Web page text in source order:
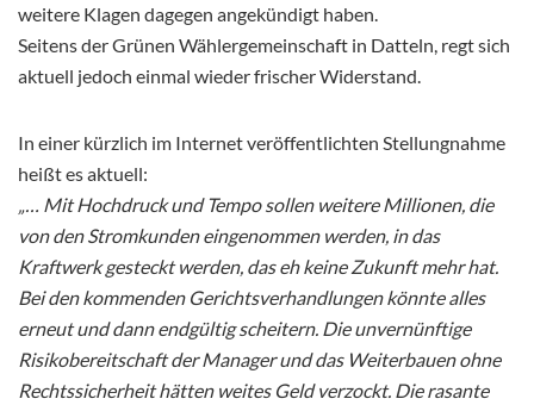
weitere Klagen dagegen angekündigt haben.
Seitens der Grünen Wählergemeinschaft in Datteln, regt sich
aktuell jedoch einmal wieder frischer Widerstand.
In einer kürzlich im Internet veröffentlichten Stellungnahme
heißt es aktuell:
„… Mit Hochdruck und Tempo sollen weitere Millionen, die
von den Stromkunden eingenommen werden, in das
Kraftwerk gesteckt werden, das eh keine Zukunft mehr hat.
Bei den kommenden Gerichtsverhandlungen könnte alles
erneut und dann endgültig scheitern. Die unvernünftige
Risikobereitschaft der Manager und das Weiterbauen ohne
Rechtssicherheit hätten weites Geld verzockt. Die rasante